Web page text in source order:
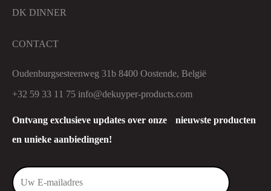
Ontvang exclusieve updates over onze nieuwste producten
en unieke aanbiedingen!
DK DINNER
CONTACT
Oudenburgsesteenweg 31b 8400 Oostende, België
+32 59 33 11 75 info@dekuyper-products.com